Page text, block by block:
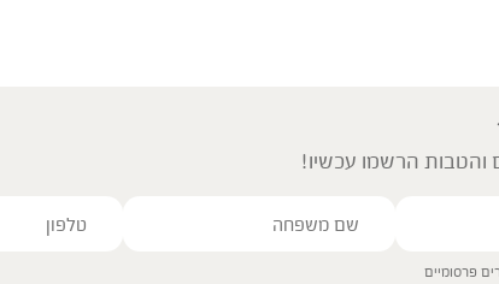
והטבות הרשמו עכשיו!
פרסומיים